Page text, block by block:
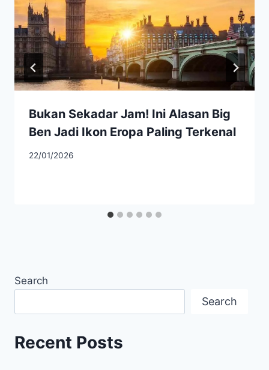
Bukan Sekadar Jam! Ini Alasan Big
Ben Jadi Ikon Eropa Paling Terkenal
22/01/2026
Search
Search
Recent Posts